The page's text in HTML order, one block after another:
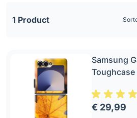
1 Product
Samsung
Toughcase
€ 29,99